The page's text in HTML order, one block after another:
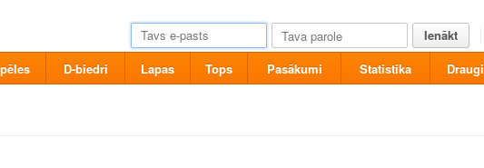
Ienākt
D-biedri Lapas Tops Pasākumi Statistika Draugi